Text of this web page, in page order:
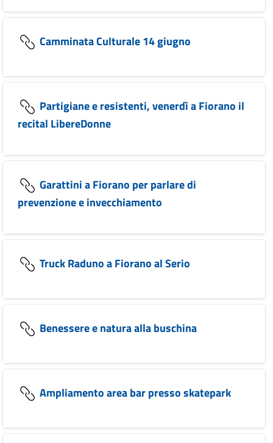
Camminata Culturale 14 giugno
Partigiane e resistenti, venerdì a Fiorano il
recital LibereDonne
Garattini a Fiorano per parlare di
prevenzione e invecchiamento
Truck Raduno a Fiorano al Serio
Benessere e natura alla buschina
Ampliamento area bar presso skatepark